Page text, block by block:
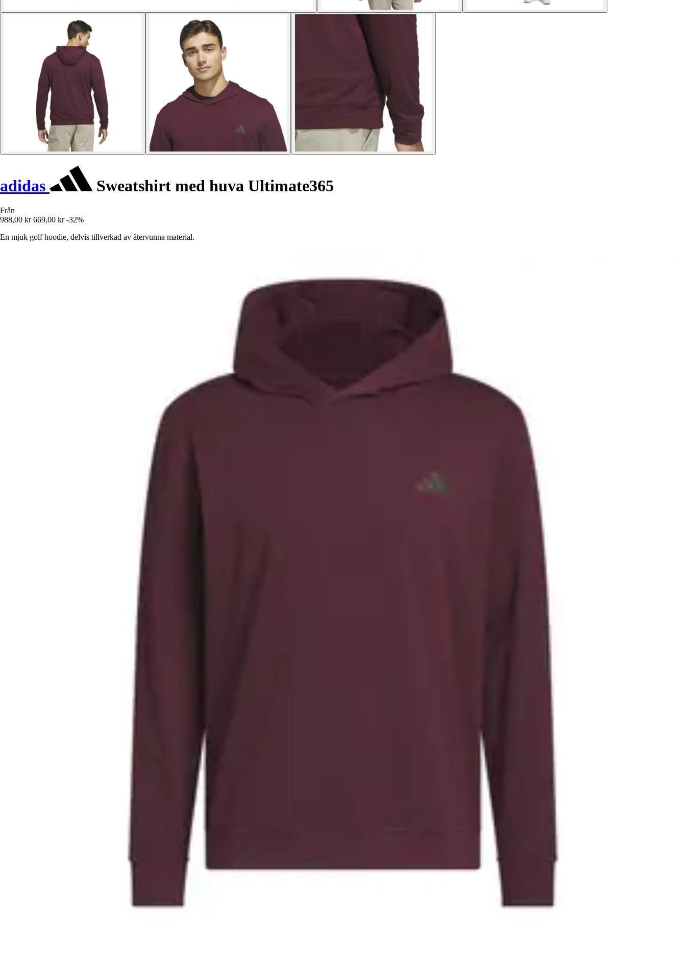
adidas Sweatshirt med huva Ultimate365
Från
988,00 kr 669,00 kr -32%
En mjuk golf hoodie, delvis tillverkad av återvunna material.